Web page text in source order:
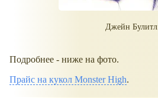
Джейн Булитл.
Подробнее - ниже на фото.
Прайс на кукол Monster High.